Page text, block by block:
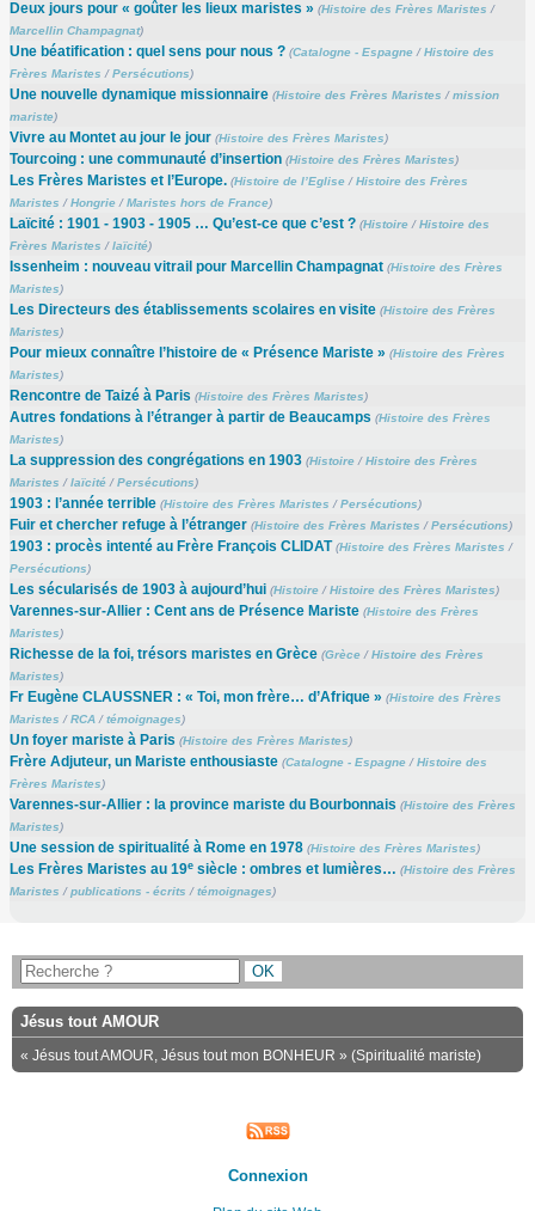
Deux jours pour « goûter les lieux maristes » (Histoire des Frères Maristes /
Marcellin Champagnat)
Une béatification : quel sens pour nous ? (Catalogne - Espagne/Histoire des
Frères Maristes /Persécutions)
Une nouvelle dynamique missionnaire (Histoire des Frères Maristes /mission
mariste)
Vivre au Montet au jour le jour (Histoire des Frères Maristes)
Tourcoing : une communauté d’insertion (Histoire des Frères Maristes)
Les Frères Maristes et l’Europe. (Histoire de l’Eglise/Histoire des Frères
Maristes /Hongrie/Maristes hors de France)
Laïcité : 1901 - 1903 - 1905 … Qu’est-ce que c’est ? (Histoire/Histoire des
Frères Maristes /laïcité)
Issenheim : nouveau vitrail pour Marcellin Champagnat (Histoire des Frères
Maristes)
Les Directeurs des établissements scolaires en visite (Histoire des Frères
Maristes)
Pour mieux connaître l’histoire de « Présence Mariste » (Histoire des Frères
Maristes)
Rencontre de Taizé à Paris (Histoire des Frères Maristes)
Autres fondations à l’étranger à partir de Beaucamps (Histoire des Frères
Maristes)
La suppression des congrégations en 1903 (Histoire/Histoire des Frères
Maristes /laïcité/Persécutions)
1903 : l’année terrible (Histoire des Frères Maristes /Persécutions)
Fuir et chercher refuge à l’étranger (Histoire des Frères Maristes /Persécutions)
1903 : procès intenté au Frère François CLIDAT (Histoire des Frères Maristes /
Persécutions)
Les sécularisés de 1903 à aujourd’hui (Histoire/Histoire des Frères Maristes)
Varennes-sur-Allier : Cent ans de Présence Mariste (Histoire des Frères
Maristes)
Richesse de la foi, trésors maristes en Grèce (Grèce/Histoire des Frères
Maristes)
Fr Eugène CLAUSSNER : « Toi, mon frère… d’Afrique » (Histoire des Frères
Maristes /RCA/témoignages)
Un foyer mariste à Paris (Histoire des Frères Maristes)
Frère Adjuteur, un Mariste enthousiaste (Catalogne - Espagne/Histoire des
Frères Maristes)
Varennes-sur-Allier : la province mariste du Bourbonnais (Histoire des Frères
Maristes)
Une session de spiritualité à Rome en 1978 (Histoire des Frères Maristes)
Les Frères Maristes au 19esiècle : ombres et lumières… (Histoire des Frères
Maristes /publications - écrits /témoignages)
Jésus tout AMOUR
« Jésus tout AMOUR, Jésus tout mon BONHEUR » (Spiritualité mariste)
Connexion